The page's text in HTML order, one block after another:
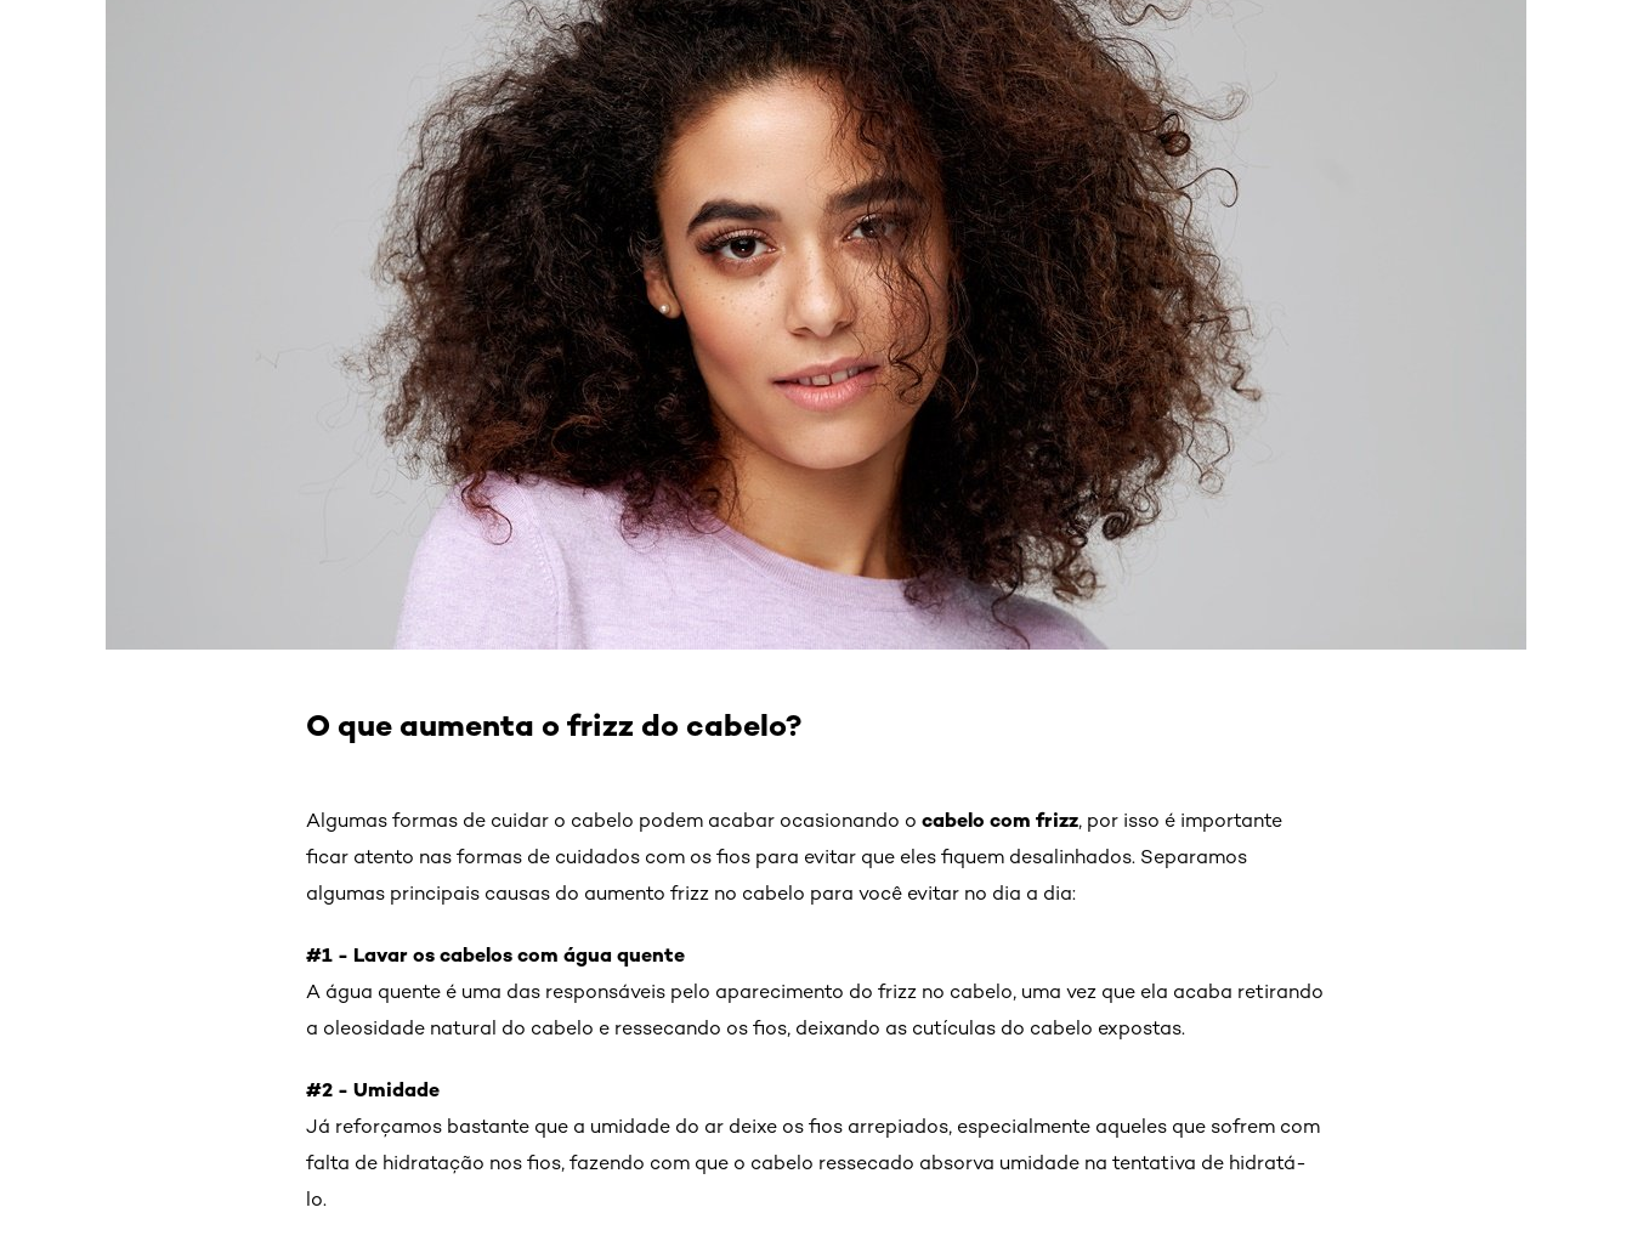
O que aumenta o frizz do cabelo?
Algumas formas de cuidar o cabelo podem acabar ocasionando o cabelo com frizz, por isso é importante
ficar atento nas formas de cuidados com os fios para evitar que eles fiquem desalinhados. Separamos
algumas principais causas do aumento frizz no cabelo para você evitar no dia a dia:
#1 - Lavar os cabelos com água quente
A água quente é uma das responsáveis pelo aparecimento do frizz no cabelo, uma vez que ela acaba retirando
a oleosidade natural do cabelo e ressecando os fios, deixando as cutículas do cabelo expostas.
#2 - Umidade
Já reforçamos bastante que a umidade do ar deixe os fios arrepiados, especialmente aqueles que sofrem com
falta de hidratação nos fios, fazendo com que o cabelo ressecado absorva umidade na tentativa de hidratá-
lo.